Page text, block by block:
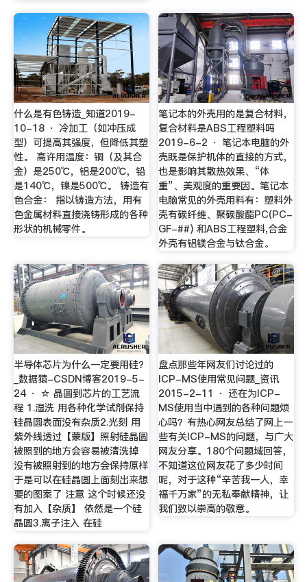
什么是有色铸造_知道2019-
10-18 · 冷加工（如冲压成
型）可提高其强度，但降低其塑
性。 高许用温度：铜（及其合
金）是250℃，铝是200℃，铅
是140℃，镍是500℃。 铸造有
色合金： 指以铸造方法，用有
色金属材料直接浇铸形成的各种
形状的机械零件。
笔记本的外壳用的是复合材料，
复合材料是ABS工程塑料吗
2019-6-2 · 笔记本电脑的外
壳既是保护机体的直接的方式，
也是影响其散热效果、“体
重”、美观度的重要因。笔记本
电脑常见的外壳用料有：塑料外
壳有碳纤维、聚碳酸酯PC(PC-
GF-##) 和ABS工程塑料,合金
外壳有铝镁合金与钛合金。
半导体芯片为什么一定要用硅？
_数据猿-CSDN博客2019-5-
24 · ☆ 晶圆到芯片的工艺流
程 1.湿洗 用各种化学试剂保持
硅晶圆表面没有杂质2.光刻 用
紫外线透过【蒙版】照射硅晶圆
被照到的地方会容易被清洗掉
没有被照射到的地方会保持原样
于是可以在硅晶圆上面刻出来想
要的图案了 注意 这个时候还没
有加入【杂质】 依然是一个硅
晶圆3.离子注入 在硅
盘点那些年网友们讨论过的
ICP-MS使用常见问题_资讯
2015-2-11 · 还在为ICP-
MS使用当中遇到的各种问题烦
心吗？有热心网友总结了网上一
些有关ICP-MS的问题，与广大
网友分享。180个问题域回答，
不知道这位网友花了多少时间
呢，对于这种“辛苦我一人，幸
福千万家”的无私奉献精神，让
我们致以崇高的敬意。